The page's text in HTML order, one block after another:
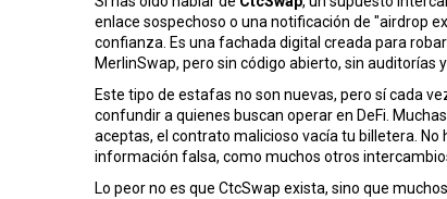
enlace sospechoso o una notificación de "airdrop
confianza. Es una fachada digital creada para
MerlinSwap, pero sin código abierto, sin auditorías
Este tipo de estafas no son nuevas, pero sí cada
confundir a quienes buscan operar en DeFi.
aceptas, el contrato malicioso vacía tu billetera.
información falsa, como muchos otros
Lo peor no es que CtcSwap exista, sino que